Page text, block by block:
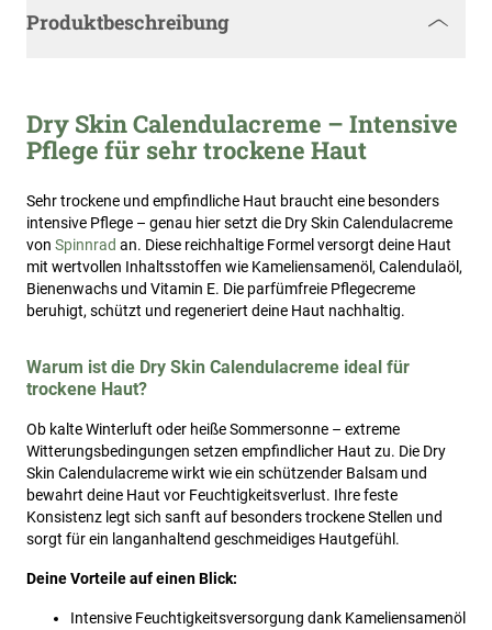
Produktbeschreibung
Dry Skin Calendulacreme – Intensive
Pflege für sehr trockene Haut
Sehr trockene und empfindliche Haut braucht eine besonders
intensive Pflege – genau hier setzt die Dry Skin Calendulacreme
von Spinnrad an. Diese reichhaltige Formel versorgt deine Haut
mit wertvollen Inhaltsstoffen wie Kameliensamenöl, Calendulaöl,
Bienenwachs und Vitamin E. Die parfümfreie Pflegecreme
beruhigt, schützt und regeneriert deine Haut nachhaltig.
Warum ist die Dry Skin Calendulacreme ideal für
trockene Haut?
Ob kalte Winterluft oder heiße Sommersonne – extreme
Witterungsbedingungen setzen empfindlicher Haut zu. Die Dry
Skin Calendulacreme wirkt wie ein schützender Balsam und
bewahrt deine Haut vor Feuchtigkeitsverlust. Ihre feste
Konsistenz legt sich sanft auf besonders trockene Stellen und
sorgt für ein langanhaltend geschmeidiges Hautgefühl.
Deine Vorteile auf einen Blick:
Intensive Feuchtigkeitsversorgung dank Kameliensamenöl